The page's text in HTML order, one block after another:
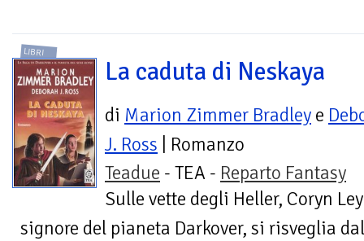
LIBRI
La caduta di Neskaya
di Marion Zimmer Bradley e
J. Ross | Romanzo
Teadue - TEA - Reparto Fantasy
Sulle vette degli Heller, Coryn
signore del pianeta Darkover, si risveglia